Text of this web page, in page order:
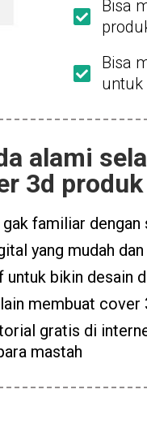
Bisa
Bisa
untuk
alami
3d
familiar
yang mudah
untuk bikin desain
membuat cover
gratis di
mastah